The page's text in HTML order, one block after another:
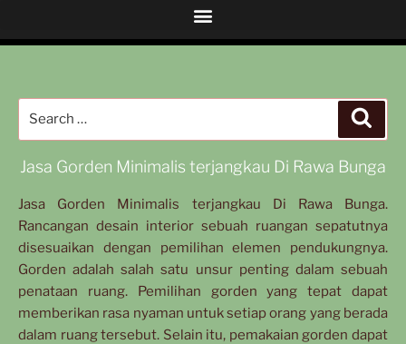
Jasa Gorden Minimalis terjangkau Di Rawa Bunga
Jasa Gorden Minimalis terjangkau Di Rawa Bunga.
Rancangan desain interior sebuah ruangan sepatutnya
disesuaikan dengan pemilihan elemen pendukungnya.
Gorden adalah salah satu unsur penting dalam sebuah
penataan ruang. Pemilihan gorden yang tepat dapat
memberikan rasa nyaman untuk setiap orang yang berada
dalam ruang tersebut. Selain itu, pemakaian gorden dapat